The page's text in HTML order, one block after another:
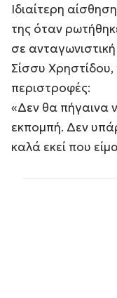
Ιδιαίτερη
της όταν
σε
Σίσσυ Χρηστίδου,
περιστροφές:
«Δεν θα πήγαινα
εκπομπή. Δεν
καλά εκεί που